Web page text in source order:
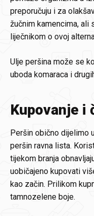
preporučuju i za
žučnim kamencima, ali
liječnikom o ovoj
Ulje peršina može se
uboda komaraca i
Kupovanje i
Peršin obično dijelimo
peršin ravna lista.
tijekom branja
uobičajeno kupovati
kao začin. Prilikom
tamnozelene boje.